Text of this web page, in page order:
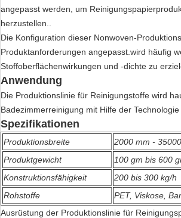
angepasst werden, um
herzustellen..
Die Konfiguration dieser Nonwoven-
Produktanforderungen angepasst.wird häufig
Stoffoberflächenwirkungen und -dichte zu
Anwendung
Die Produktionslinie für Reinigungstoffe wird
Badezimmerreinigung mit Hilfe der
Spezifikationen
Produktionsbreite
2000 mm -
Produktgewicht
100 gm bis 600
Konstruktionsfähigkeit
200 bis 300 kg/h
Rohstoffe
PET, Viskose,
Ausrüstung der Produktionslinie für